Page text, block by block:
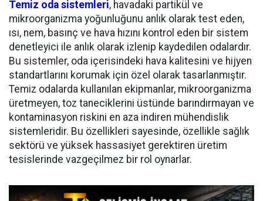
Temiz oda sistemleri, havadaki partikül ve
mikroorganizma yoğunluğunu anlık olarak test eden,
ısı, nem, basınç ve hava hızını kontrol eden bir sistem
denetleyici ile anlık olarak izlenip kaydedilen odalardır.
Bu sistemler, oda içerisindeki hava kalitesini ve hijyen
standartlarını korumak için özel olarak tasarlanmıştır.
Temiz odalarda kullanılan ekipmanlar, mikroorganizma
üretmeyen, toz taneciklerini üstünde barındırmayan ve
kontaminasyon riskini en aza indiren mühendislik
sistemleridir. Bu özellikleri sayesinde, özellikle sağlık
sektörü ve yüksek hassasiyet gerektiren üretim
tesislerinde vazgeçilmez bir rol oynarlar.